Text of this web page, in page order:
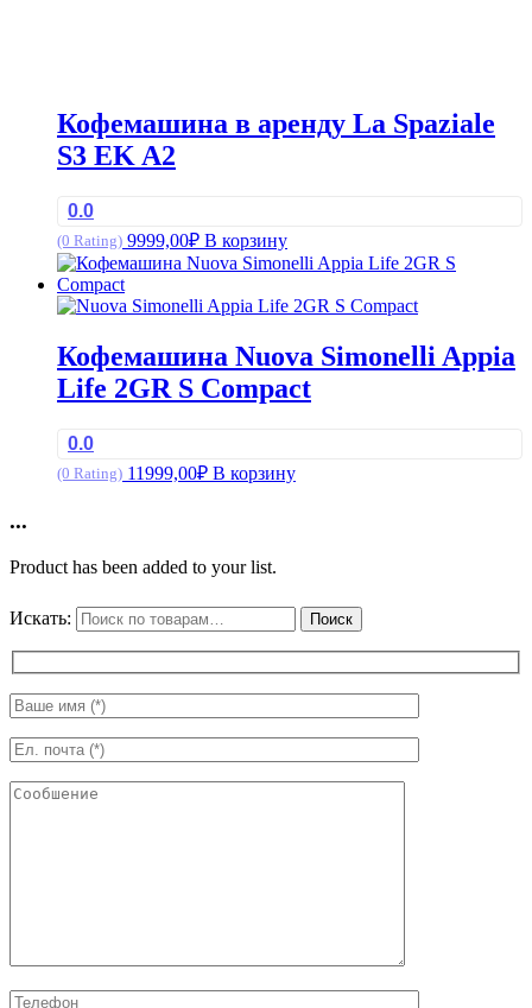
Кофемашина в аренду La Spaziale
S3 EK A2
0.0
(0 Rating) 9999,00₽ В корзину
Кофемашина Nuova Simonelli Appia
Life 2GR S Compact
0.0
(0 Rating) 11999,00₽ В корзину
...
Product has been added to your list.
Искать: Поиск